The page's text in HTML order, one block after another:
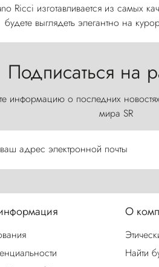
Ricci изготавливается из самых
будете выглядеть элегантно на
Подписаться на
информацию о последних
мира SR
адрес электронной почты
О
Найти